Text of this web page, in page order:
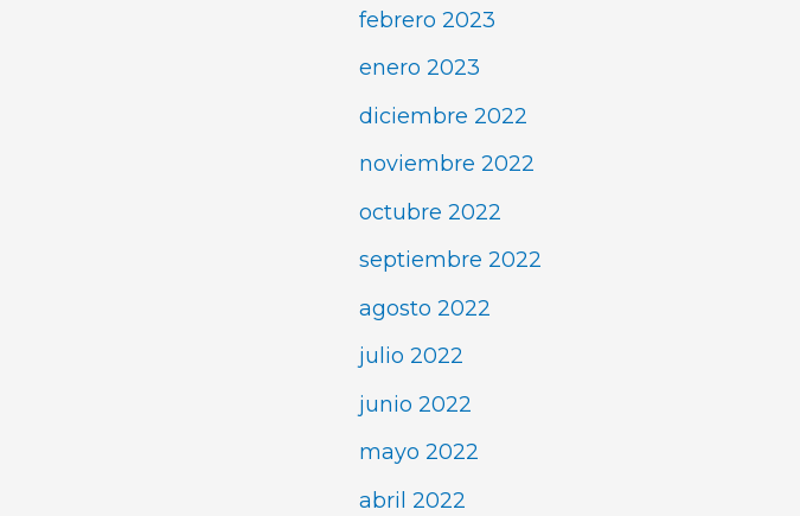
febrero 2023
enero 2023
diciembre 2022
noviembre 2022
octubre 2022
septiembre 2022
agosto 2022
julio 2022
junio 2022
mayo 2022
abril 2022